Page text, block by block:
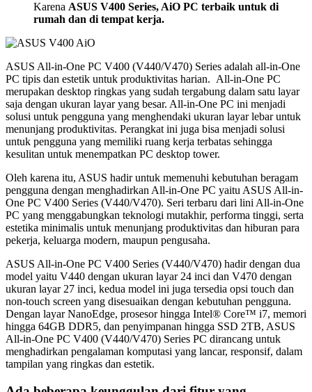
Karena ASUS V400 Series, AiO PC terbaik untuk di
rumah dan di tempat kerja.
ASUS All-in-One PC V400 (V440/V470) Series adalah all-in-One
PC tipis dan estetik untuk produktivitas harian. All-in-One PC
merupakan desktop ringkas yang sudah tergabung dalam satu layar
saja dengan ukuran layar yang besar. All-in-One PC ini menjadi
solusi untuk pengguna yang menghendaki ukuran layar lebar untuk
menunjang produktivitas. Perangkat ini juga bisa menjadi solusi
untuk pengguna yang memiliki ruang kerja terbatas sehingga
kesulitan untuk menempatkan PC desktop tower.
Oleh karena itu, ASUS hadir untuk memenuhi kebutuhan beragam
pengguna dengan menghadirkan All-in-One PC yaitu ASUS All-in-
One PC V400 Series (V440/V470). Seri terbaru dari lini All-in-One
PC yang menggabungkan teknologi mutakhir, performa tinggi, serta
estetika minimalis untuk menunjang produktivitas dan hiburan para
pekerja, keluarga modern, maupun pengusaha.
ASUS All-in-One PC V400 Series (V440/V470) hadir dengan dua
model yaitu V440 dengan ukuran layar 24 inci dan V470 dengan
ukuran layar 27 inci, kedua model ini juga tersedia opsi touch dan
non-touch screen yang disesuaikan dengan kebutuhan pengguna.
Dengan layar NanoEdge, prosesor hingga Intel® Core™ i7, memori
hingga 64GB DDR5, dan penyimpanan hingga SSD 2TB, ASUS
All-in-One PC V400 (V440/V470) Series PC dirancang untuk
menghadirkan pengalaman komputasi yang lancar, responsif, dalam
tampilan yang ringkas dan estetik.